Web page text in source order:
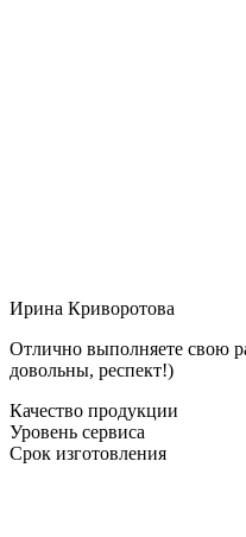
Ирина Криворотова
Отлично выполняете свою
довольны, респект!)
Качество продукции
Уровень сервиса
Срок изготовления